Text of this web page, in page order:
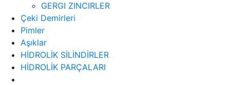
GERGI ZINCIRLER
Çeki Demirleri
Pimler
Aşıklar
HİDROLİK SİLİNDİRLER
HİDROLİK PARÇALARI